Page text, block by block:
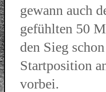
gewann auch
gefühlten 50
den Sieg
Startposition
vorbei.